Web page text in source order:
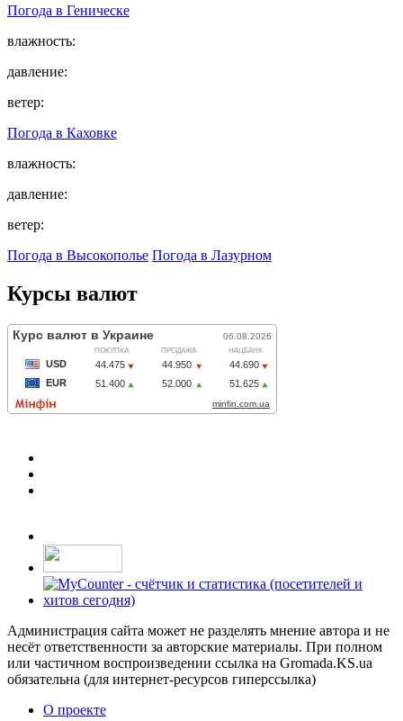
Погода в Геническе
влажность:
давление:
ветер:
Погода в Каховке
влажность:
давление:
ветер:
Погода в Высокополье Погода в Лазурном
Курсы валют
Администрация сайта может не разделять мнение автора и не
несёт ответственности за авторские материалы. При полном
или частичном воспроизведении ссылка на Gromada.KS.ua
обязательна (для интернет-ресурсов гиперссылка)
О проекте